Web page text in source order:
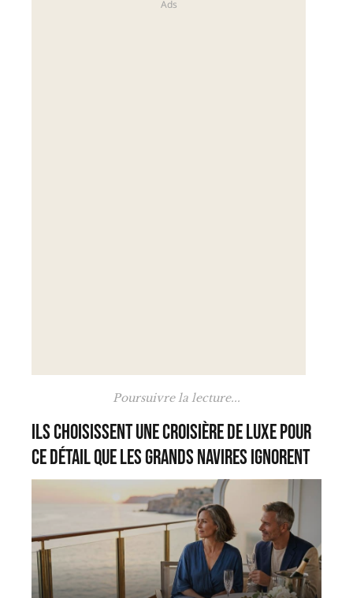
Poursuivre la lecture...
Ils choisissent une croisière de luxe pour
ce détail que les grands navires ignorent